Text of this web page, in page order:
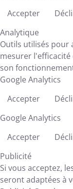
Accepter
Analytique
Outils utilisés pour
mesurer
son
Google Analytics
Accepter
Google Analytics
Accepter
Publicité
Si vous acceptez,
seront adaptées à